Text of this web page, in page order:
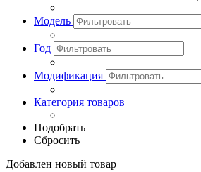
Модель
Год
Модификация
Категория товаров
Подобрать
Сбросить
Добавлен новый товар